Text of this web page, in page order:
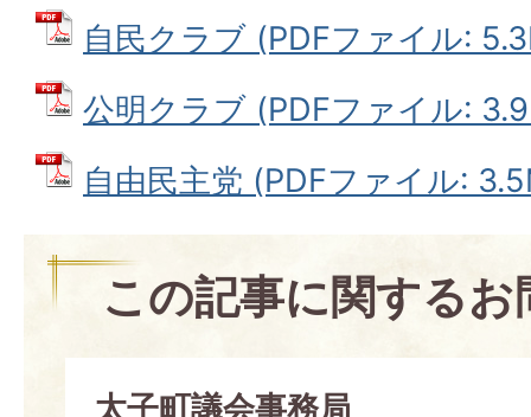
自民クラブ (PDFファイル:
公明クラブ (PDFファイル:
自由民主党 (PDFファイル:
この記事に関する
太子町議会事務局